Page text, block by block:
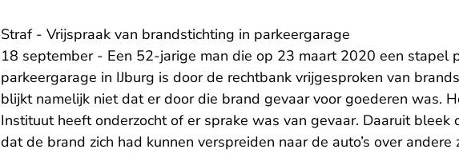
Straf - Vrijspraak van brandstichting in parkeergarage
18 september - Een 52-jarige man die op 23 maart 2020 een stapel
parkeergarage in IJburg is door de rechtbank vrijgesproken van
blijkt namelijk niet dat er door die brand gevaar voor goederen was.
Instituut heeft onderzocht of er sprake was van gevaar. Daaruit bleek
dat de brand zich had kunnen verspreiden naar de auto’s over